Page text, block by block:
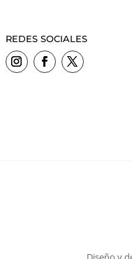
REDES SOCIALES